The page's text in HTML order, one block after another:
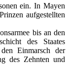
ein. In Mayen
aufgestellten
bis an den
des Staates
Einmarsch der
des Zehnten und